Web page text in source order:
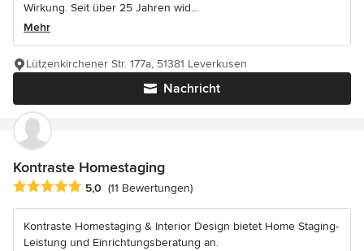
Wirkung. Seit über 25 Jahren wid...
Mehr
Nachricht
Lützenkirchener Str. 177a, 51381 Leverkusen
Kontraste Homestaging
Durchschnittliche Bewertung: 5 von 5 Sternen
5,0 (11 Bewertungen)
Kontraste Homestaging & Interior Design bietet Home Staging-
Leistung und Einrichtungsberatung an.